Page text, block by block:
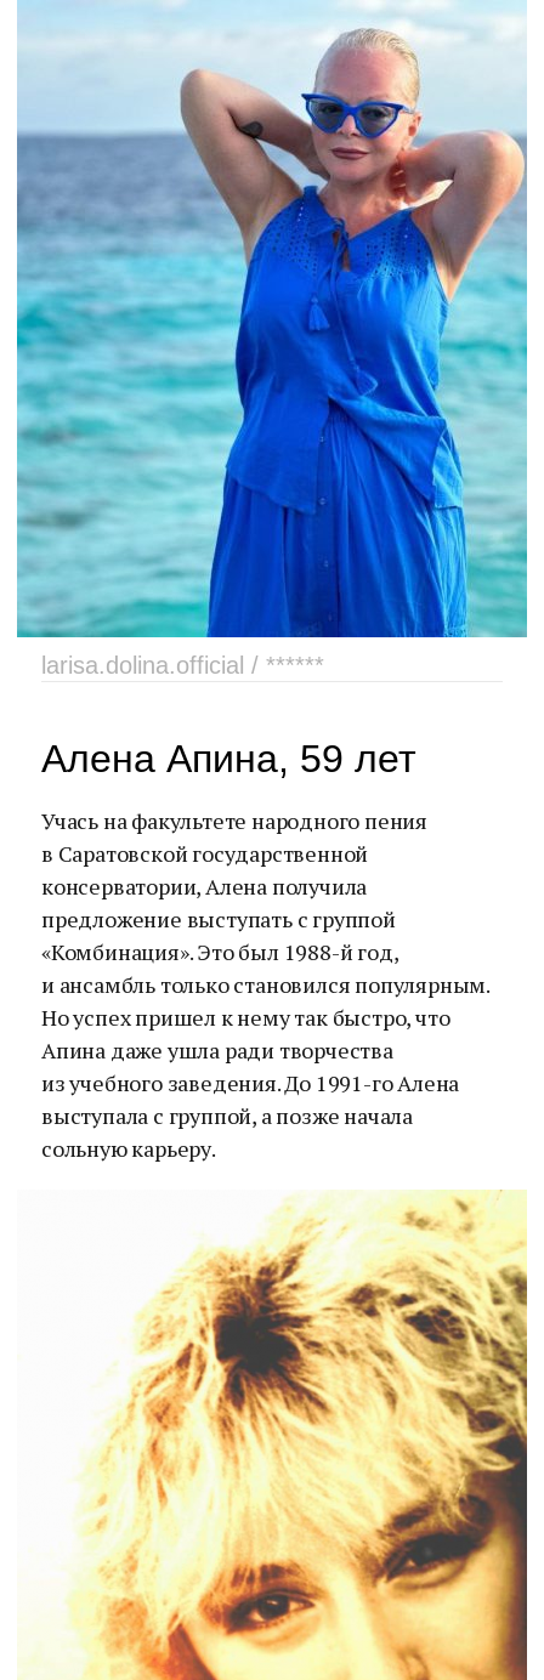
larisa.dolina.official / ******
Алена Апина, 59 лет
Учась на факультете народного пения
в Саратовской государственной
консерватории, Алена получила
предложение выступать с группой
«Комбинация». Это был 1988-й год,
и ансамбль только становился популярным.
Но успех пришел к нему так быстро, что
Апина даже ушла ради творчества
из учебного заведения. До 1991-го Алена
выступала с группой, а позже начала
сольную карьеру.